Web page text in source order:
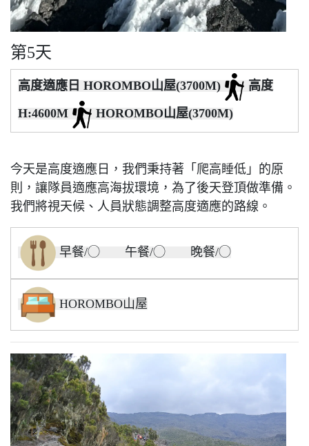
第5天
高度適應日 HOROMBO山屋(3700M)
高度
H:4600M
HOROMBO山屋(3700M)
今天是高度適應日，我們秉持著「爬高睡低」的原
則，讓隊員適應高海拔環境，為了後天登頂做準備。
我們將視天候、人員狀態調整高度適應的路線。
早餐/◯ 午餐/◯ 晚餐/◯
HOROMBO山屋